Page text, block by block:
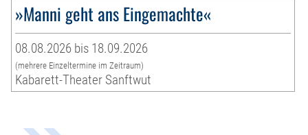
»Manni geht ans Eingemachte«
08.08.2026 bis 18.09.2026
(mehrere Einzeltermine im Zeitraum)
Kabarett-Theater Sanftwut